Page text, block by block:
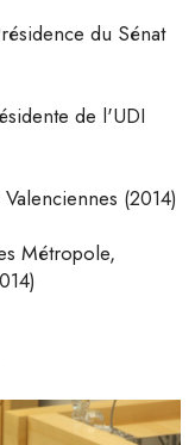
du Sénat
de l'UDI
(2014)
Métropole,